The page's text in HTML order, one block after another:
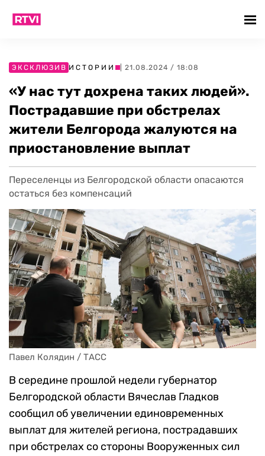
ЭКСКЛЮЗИВ ИСТОРИИ | 21.08.2024 / 18:08
«У нас тут дохрена таких людей».
Пострадавшие при обстрелах
жители Белгорода жалуются на
приостановление выплат
Переселенцы из Белгородской области опасаются
остаться без компенсаций
Павел Колядин / ТАСС
В середине прошлой недели губернатор
Белгородской области Вячеслав Гладков
сообщил об увеличении единовременных
выплат для жителей региона, пострадавших
при обстрелах со стороны Вооруженных сил